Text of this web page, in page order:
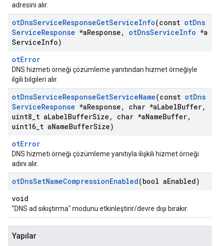
adresini alır.
otDnsServiceResponseGetServiceInfo(const otDns
ServiceResponse *aResponse , otDnsServiceInfo *a
ServiceInfo)
otError
DNS hizmeti örneği çözümleme yanıtından hizmet örneğiyle
ilgili bilgileri alır.
otDnsServiceResponseGetServiceName(const otDns
ServiceResponse *aResponse , char *aLabelBuffer,
uint8 t aLabelBufferSize , char *aNameBuffer,
uint16 t aNameBufferSize)
otError
DNS hizmeti örneği çözümleme yanıtıyla ilişkili hizmet örneği
adını alır.
otDnsSetNameCompressionEnabled(bool aEnabled)
void
"DNS ad sıkıştırma" modunu etkinleştirir/devre dışı bırakır.
Yapılar